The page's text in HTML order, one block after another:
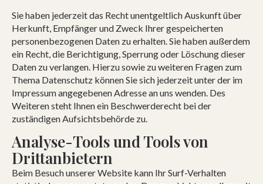
Sie haben jederzeit das Recht unentgeltlich Auskunft über
Herkunft, Empfänger und Zweck Ihrer gespeicherten
personenbezogenen Daten zu erhalten. Sie haben außerdem
ein Recht, die Berichtigung, Sperrung oder Löschung dieser
Daten zu verlangen. Hierzu sowie zu weiteren Fragen zum
Thema Datenschutz können Sie sich jederzeit unter der im
Impressum angegebenen Adresse an uns wenden. Des
Weiteren steht Ihnen ein Beschwerderecht bei der
zuständigen Aufsichtsbehörde zu.
Analyse-Tools und Tools von
Drittanbietern
Beim Besuch unserer Website kann Ihr Surf-Verhalten